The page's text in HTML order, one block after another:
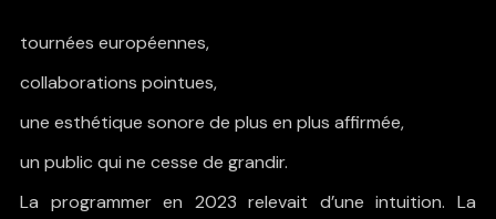
tournées européennes,
collaborations pointues,
une esthétique sonore de plus en plus affirmée,
un public qui ne cesse de grandir.
La programmer en 2023 relevait d’une intuition. La